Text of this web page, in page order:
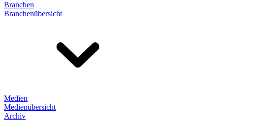
Branchen
Branchenübersicht
Medien
Medienübersicht
Archiv